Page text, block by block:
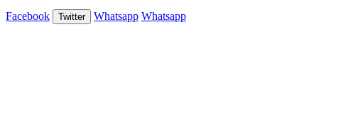
Facebook Twitter Whatsapp Whatsapp